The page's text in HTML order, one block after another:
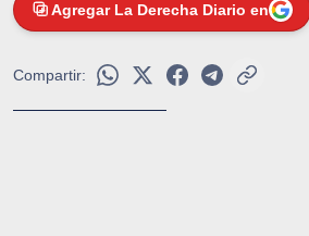
Agregar La Derecha Diario en
Compartir: